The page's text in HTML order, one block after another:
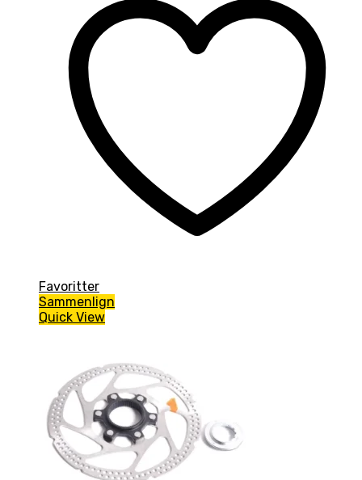
Favoritter
Sammenlign
Quick View